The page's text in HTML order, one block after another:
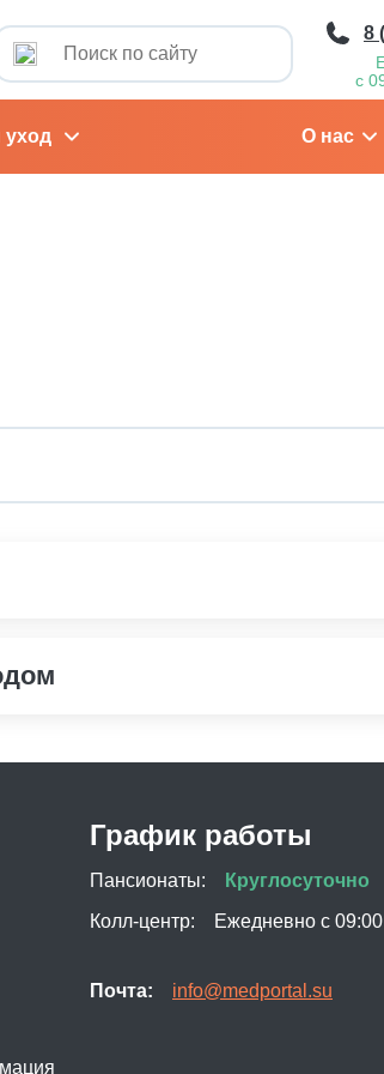
8
с
уход О нас
для пожилых с деменцией
для слабовидящих и слепых
График работы
Пансионаты:
Круглосуточно
Колл-центр:
Ежедневно с
Почта: info@medportal.su